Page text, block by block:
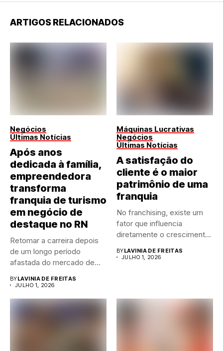
ARTIGOS RELACIONADOS
Negócios
Últimas Notícias
Após anos
dedicada à família,
empreendedora
transforma
franquia de turismo
em negócio de
destaque no RN
Retomar a carreira depois
de um longo período
afastada do mercado de...
BYLAVINIA DE FREITAS
JULHO 1, 2026
Máquinas Lucrativas
Negócios
Últimas Notícias
A satisfação do
cliente é o maior
patrimônio de uma
franquia
No franchising, existe um
fator que influencia
diretamente o crescimento
BYLAVINIA DE FREITAS
JULHO 1, 2026